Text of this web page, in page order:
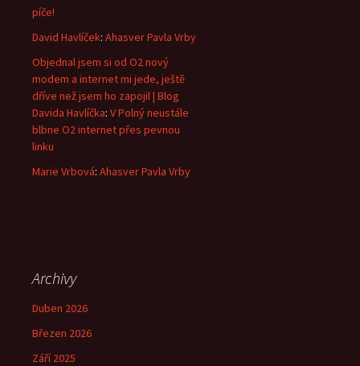
píče!
David Havlíček: Ahasver Pavla Vrby
Objednal jsem si od O2 nový
modem a internet mi jede, ještě
dříve než jsem ho zapojil | Blog
Davida Havlíčka: V Polný neustále
blbne O2 internet přes pevnou
linku
Marie Vrbová: Ahasver Pavla Vrby
Archivy
Duben 2026
Březen 2026
Září 2025